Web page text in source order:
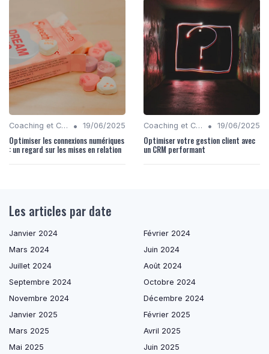
Coaching et Conseil en Stratégie Numérique • 19/06/2025
Optimiser les connexions numériques
: un regard sur les mises en relation
Coaching et Conseil en Stratégie Numérique • 19/06/2025
Optimiser votre gestion client avec
un CRM performant
Les articles par date
Janvier 2024
Février 2024
Mars 2024
Juin 2024
Juillet 2024
Août 2024
Septembre 2024
Octobre 2024
Novembre 2024
Décembre 2024
Janvier 2025
Février 2025
Mars 2025
Avril 2025
Mai 2025
Juin 2025